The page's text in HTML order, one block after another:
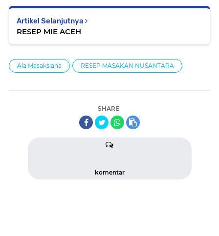
Artikel Selanjutnya
RESEP MIE ACEH
Ala Masaksiana RESEP MASAKAN NUSANTARA
SHARE
komentar